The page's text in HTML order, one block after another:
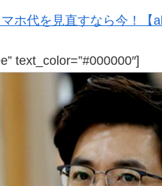
マホ代を見直すなら今！【
text_color=”#000000″]